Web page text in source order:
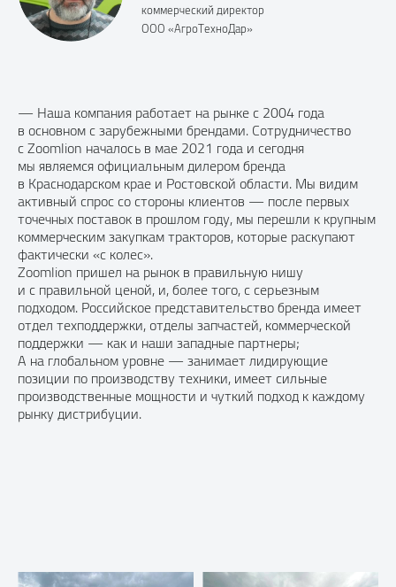
коммерческий директор
ООО «АгроТехноДар»
— Наша компания работает на рынке с 2004 года
в основном с зарубежными брендами. Сотрудничество
с Zoomlion началось в мае 2021 года и сегодня
мы являемся официальным дилером бренда
в Краснодарском крае и Ростовской области. Мы видим
активный спрос со стороны клиентов — после первых
точечных поставок в прошлом году, мы перешли к крупным
коммерческим закупкам тракторов, которые раскупают
фактически «с колес».
Zoomlion пришел на рынок в правильную нишу
и с правильной ценой, и, более того, с серьезным
подходом. Российское представительство бренда имеет
отдел техподдержки, отделы запчастей, коммерческой
поддержки — как и наши западные партнеры;
А на глобальном уровне — занимает лидирующие
позиции по производству техники, имеет сильные
производственные мощности и чуткий подход к каждому
рынку дистрибуции.